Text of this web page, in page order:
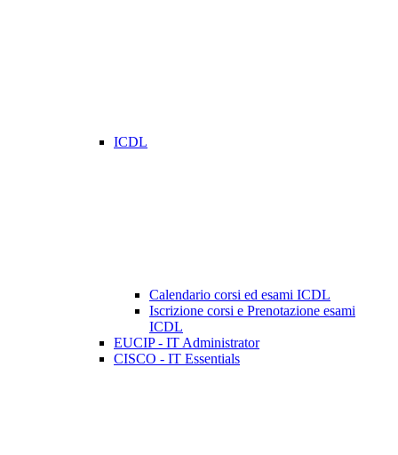
ICDL
Calendario corsi ed esami ICDL
Iscrizione corsi e Prenotazione esami
ICDL
EUCIP - IT Administrator
CISCO - IT Essentials